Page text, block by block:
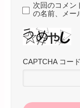
次回のコメン
の名前、メー
CAPTCHA コード